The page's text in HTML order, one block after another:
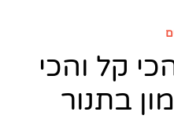
קל והכי
בתנור